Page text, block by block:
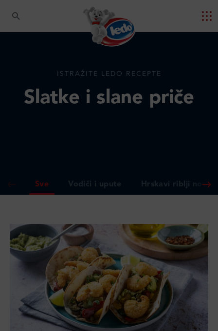
ISTRAŽITE LEDO RECEPTE
Slatke i slane priče
Sve Vodiči i upute Hrskavi riblji